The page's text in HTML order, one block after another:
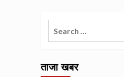
ताजा खबर